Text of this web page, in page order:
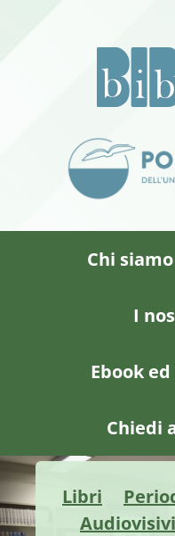
Chi siamo
I
Ebook
Chiedi
Libri
Audiovisivi